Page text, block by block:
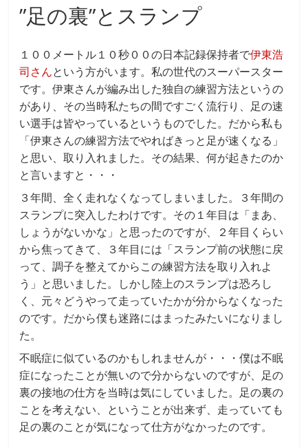
”足の裏”とスランプ
１００メートル１０秒００の日本記録保持者で伊東浩
司さんという方がいます。私の世代のスーパースター
です。伊東さんが編み出した独自の練習方法というの
があり、その当時私たちの間ですごく流行り、足の速
い選手は皆やっているというものでした。だから私も
「伊東さんの練習方法でやればきっと足が速くなる」
と思い、取り入れました。その結果、何が起きたのか
と言いますと・・・
３年間、全く走れなくなってしまいました。３年間の
スランプに突入したわけです。その１年目は「まあ、
しょうがないかな」と思ったのですが、２年目くらい
から焦ってきて、３年目には「スランプ前の状態に戻
って、調子を整えてからこの練習方法を取り入れよ
う」と思いました。しかし陸上のスランプは恐ろし
く、元々どうやって走っていたかが分からなくなった
のです。だから僕も迷路にはまったみたいになりまし
た。
不眠症に似ているのかもしれませんが・・・僕は不眠
症になったことが無いので分からないのですが、足の
裏の接地の仕方を当時は気にしていました。足の裏の
ことを考えない、ということが出来ず、走っていても
足の裏のことが気になって仕方がなかったのです。